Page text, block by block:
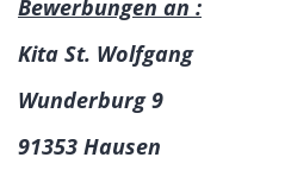
Bewerbungen an :
Kita St. Wolfgang
Wunderburg 9
91353 Hausen